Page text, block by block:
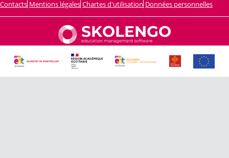
Contacts Mentions légales Chartes d'utilisation Données personnelles